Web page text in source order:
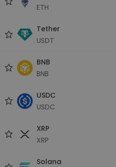
ETH
Tether
USDT
BNB
BNB
USDC
USDC
XRP
XRP
Solana